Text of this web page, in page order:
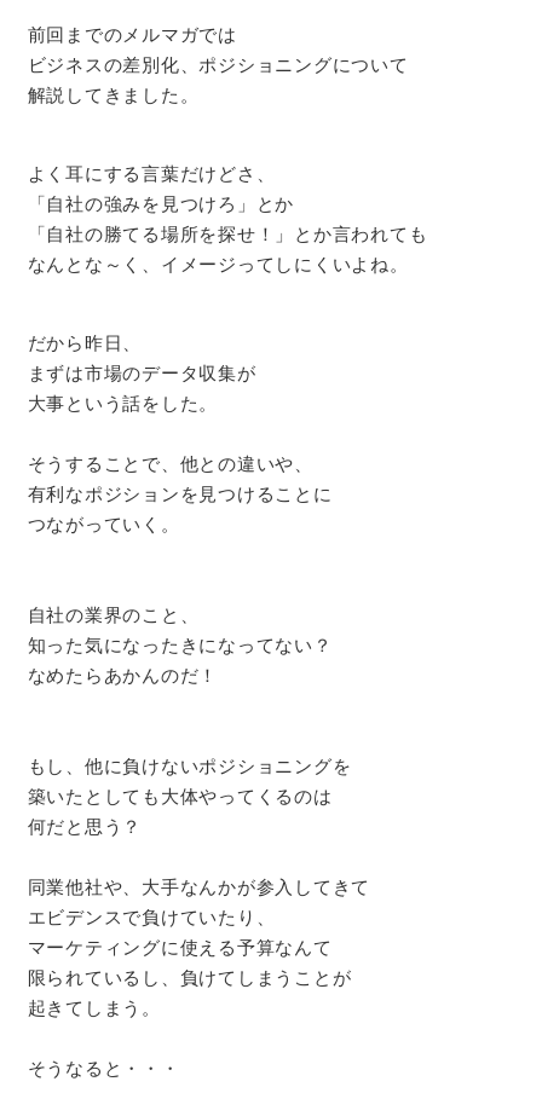
前回までのメルマガでは
ビジネスの差別化、ポジショニングについて
解説してきました。
よく耳にする言葉だけどさ、
「自社の強みを見つけろ」とか
「自社の勝てる場所を探せ！」とか言われても
なんとな～く、イメージってしにくいよね。
だから昨日、
まずは市場のデータ収集が
大事という話をした。
そうすることで、他との違いや、
有利なポジションを見つけることに
つながっていく。
自社の業界のこと、
知った気になったきになってない？
なめたらあかんのだ！
もし、他に負けないポジショニングを
築いたとしても大体やってくるのは
何だと思う？
同業他社や、大手なんかが参入してきて
エビデンスで負けていたり、
マーケティングに使える予算なんて
限られているし、負けてしまうことが
起きてしまう。
そうなると・・・